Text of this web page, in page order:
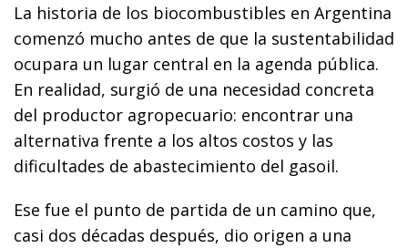
La historia de los biocombustibles en Argentina
comenzó mucho antes de que la sustentabilidad
ocupara un lugar central en la agenda pública.
En realidad, surgió de una necesidad concreta
del productor agropecuario: encontrar una
alternativa frente a los altos costos y las
dificultades de abastecimiento del gasoil.
Ese fue el punto de partida de un camino que,
casi dos décadas después, dio origen a una